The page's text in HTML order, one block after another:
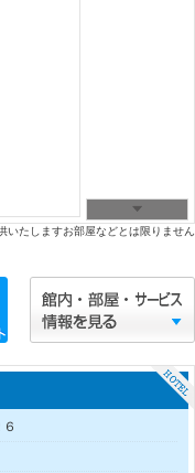
たしますお部屋などとは限りません